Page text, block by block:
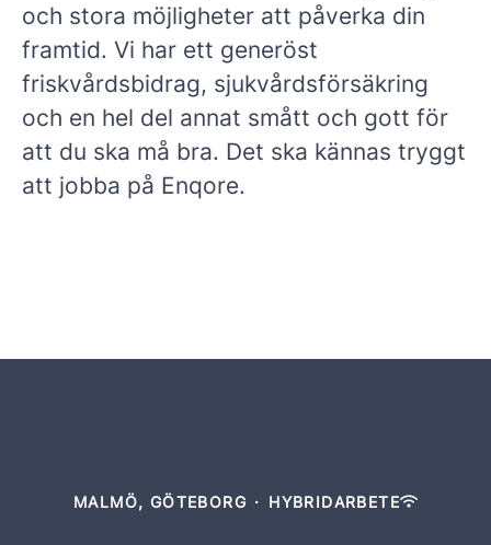
och stora möjligheter att påverka din
framtid. Vi har ett generöst
friskvårdsbidrag, sjukvårdsförsäkring
och en hel del annat smått och gott för
att du ska må bra. Det ska kännas tryggt
att jobba på Enqore.
MALMÖ, GÖTEBORG · HYBRIDARBETE